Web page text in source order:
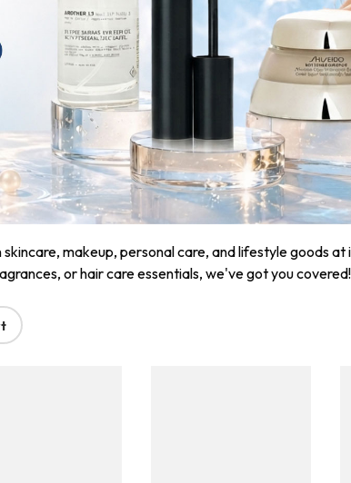
makeup, personal care, and lifestyle goods at
or hair care essentials, we've got you covered!